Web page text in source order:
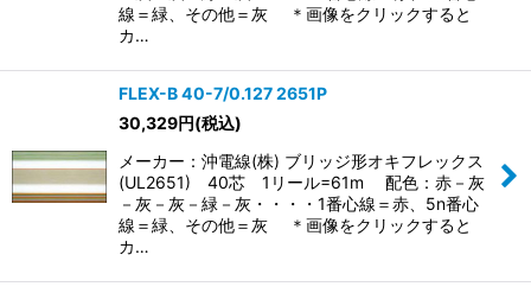
線＝緑、その他＝灰 ＊画像をクリックすると
カ…
FLEX-B 40-7/0.127 2651P
30,329円(税込)
メーカー：沖電線(株) ブリッジ形オキフレックス
(UL2651) 40芯 1リール=61m 配色：赤－灰
－灰－灰－緑－灰・・・・1番心線＝赤、5n番心
線＝緑、その他＝灰 ＊画像をクリックすると
カ…